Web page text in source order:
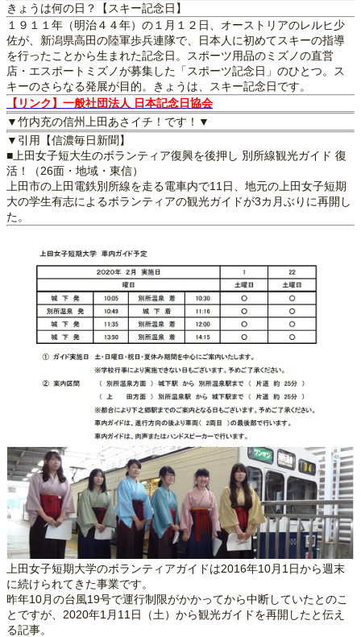
きょうは何の日？【スキー記念日】
１９１１年（明治４４年）の１月１２日、オーストリアのレルヒ少
佐が、新潟県高田の陸軍歩兵連隊で、日本人に初めてスキーの指導
を行ったことから生まれた記念日。スポーツ用品のミズノの直営
店・エスポートミズノが募集した「スポーツ記念日」のひとつ。ス
キーのさらなる発展が目的。きょうは、スキー記念日です。
【リンク】一般社団法人 日本記念日協会
▼竹内充の信州上田あさイチ！です！▼
▼引用【信濃毎日新聞】
■上田女子短大生のボランティア復興を後押し 別所線観光ガイド 復
活！（26面・地域・東信）
上田市の上田電鉄別所線を走る電車内で11日、地元の上田女子短期
大の学生有志によるボランティアの観光ガイドが3カ月ぶりに再開し
た。
上田女子短期大学のボランティアガイドは2016年10月1日から週末
に続けられてきた事業です。
昨年10月の台風19号で運行制限がかかってから中断していたとのこ
とですが、2020年1月11日（土）から観光ガイドを再開したと伝え
る記事。